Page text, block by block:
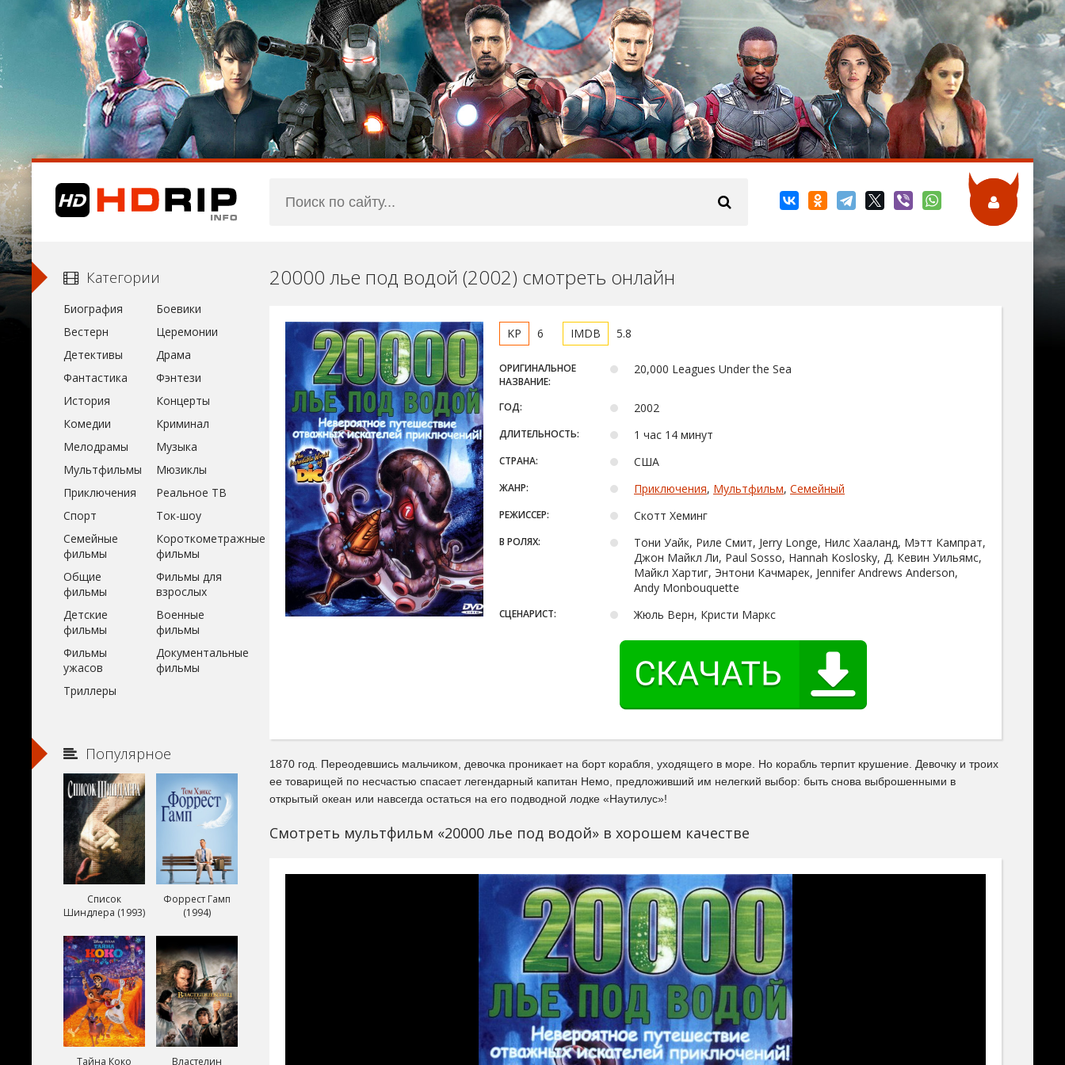
20000 лье под водой (2002) смотреть онлайн
6 5.8
ОРИГИНАЛЬНОЕ
НАЗВАНИЕ:
20,000 Leagues Under the Sea
ГОД: 2002
ДЛИТЕЛЬНОСТЬ: 1 час 14 минут
СТРАНА: США
ЖАНР: Приключения, Мультфильм, Семейный
РЕЖИССЕР: Скотт Хеминг
В РОЛЯХ:
Тони Уайк, Риле Смит, Jerry Longe, Нилс Хааланд, Мэтт Кампрат,
Джон Майкл Ли, Paul Sosso, Hannah Koslosky, Д. Кевин Уильямс,
Майкл Хартиг, Энтони Качмарек, Jennifer Andrews Anderson,
Andy Monbouquette
СЦЕНАРИСТ: Жюль Верн, Кристи Маркс
1870 год. Переодевшись мальчиком, девочка проникает на борт корабля, уходящего в море. Но корабль терпит крушение. Девочку и троих
ее товарищей по несчастью спасает легендарный капитан Немо, предложивший им нелегкий выбор: быть снова выброшенными в
открытый океан или навсегда остаться на его подводной лодке «Наутилус»!
Смотреть мультфильм «20000 лье под водой» в хорошем качестве
Категории
Биография
Боевики
Вестерн
Церемонии
Детективы
Драма
Фантастика
Фэнтези
История
Концерты
Комедии
Криминал
Мелодрамы
Музыка
Мультфильмы
Мюзиклы
Приключения
Реальное ТВ
Спорт
Ток-шоу
Семейные
фильмы
Короткометражные
фильмы
Общие
фильмы
Фильмы для
взрослых
Детские
фильмы
Военные
фильмы
Фильмы
ужасов
Документальные
фильмы
Триллеры
Популярное
Список
Шиндлера (1993)
Форрест Гамп
(1994)
Тайна Коко
Властелин